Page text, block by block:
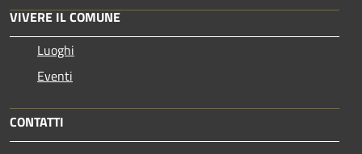
VIVERE IL COMUNE
Luoghi
Eventi
CONTATTI